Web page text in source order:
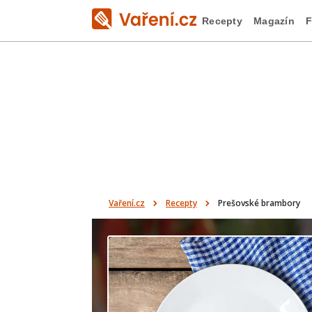
Recepty Magazín
Vaření.cz Recepty Prešovské brambory